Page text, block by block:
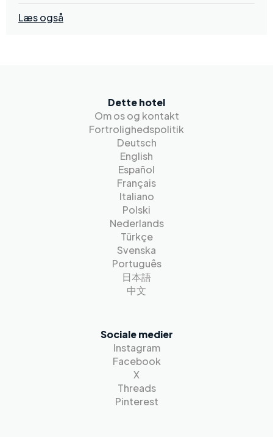
Læs også
Dette hotel
Om os og kontakt
Fortrolighedspolitik
Deutsch
English
Español
Français
Italiano
Polski
Nederlands
Türkçe
Svenska
Português
日本語
中文
Sociale medier
Instagram
Facebook
X
Threads
Pinterest